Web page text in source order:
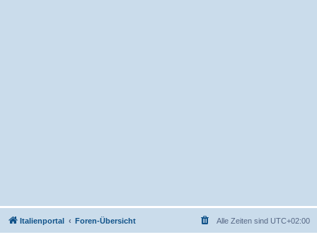
Italienportal Foren-Übersicht Alle Zeiten sind UTC+02:00